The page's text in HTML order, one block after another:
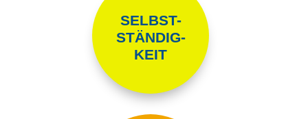
SELBST-
STÄNDIG-
KEIT